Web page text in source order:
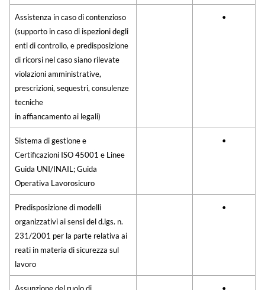
Assistenza in caso di contenzioso
(supporto in caso di ispezioni degli
enti di controllo, e predisposizione
di ricorsi nel caso siano rilevate
violazioni amministrative,
prescrizioni, sequestri, consulenze
tecniche
in affiancamento ai legali)
•
Sistema di gestione e
Certificazioni ISO 45001 e Linee
Guida UNI/INAIL; Guida
Operativa Lavorosicuro
•
Predisposizione di modelli
organizzativi ai sensi del d.lgs. n.
231/2001 per la parte relativa ai
reati in materia di sicurezza sul
lavoro
•